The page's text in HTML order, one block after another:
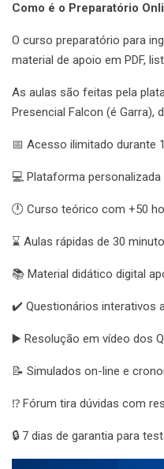
Como é o Preparatório
O curso preparatório para
material de apoio em PDF,
As aulas são feitas pela
Presencial Falcon (é Garra),
📅 Acesso ilimitado durante
💻 Plataforma
🕛 Curso teórico com +50
⌛ Aulas rápidas de 30
📚 Material didático digital
✔️ Questionários interativos
▶️ Resolução em vídeo dos
📝 Simulados on-line e
⁉️ Fórum tira dúvidas com
🔒 7 dias de garantia para